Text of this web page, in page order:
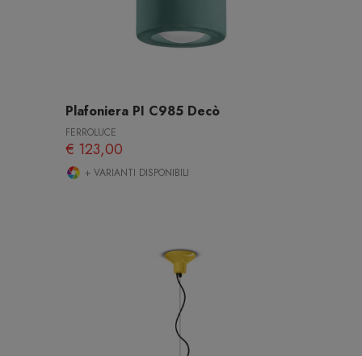
Plafoniera PI C985 Decò
FERROLUCE
€ 123,00
+ VARIANTI DISPONIBILI